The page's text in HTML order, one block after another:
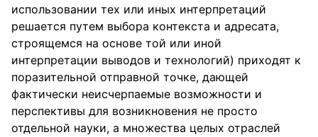
использовании тех или иных интерпретаций
решается путем выбора контекста и адресата,
строящемся на основе той или иной
интерпретации выводов и технологий) приходят к
поразительной отправной точке, дающей
фактически неисчерпаемые возможности и
перспективы для возникновения не просто
отдельной науки, а множества целых отраслей